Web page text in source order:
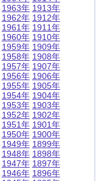
1963年
1962年
1961年
1960年
1959年
1958年
1957年
1956年
1955年
1954年
1953年
1952年
1951年
1950年
1949年
1948年
1947年
1946年
1913年
1912年
1911年
1910年
1909年
1908年
1907年
1906年
1905年
1904年
1903年
1902年
1901年
1900年
1899年
1898年
1897年
1896年